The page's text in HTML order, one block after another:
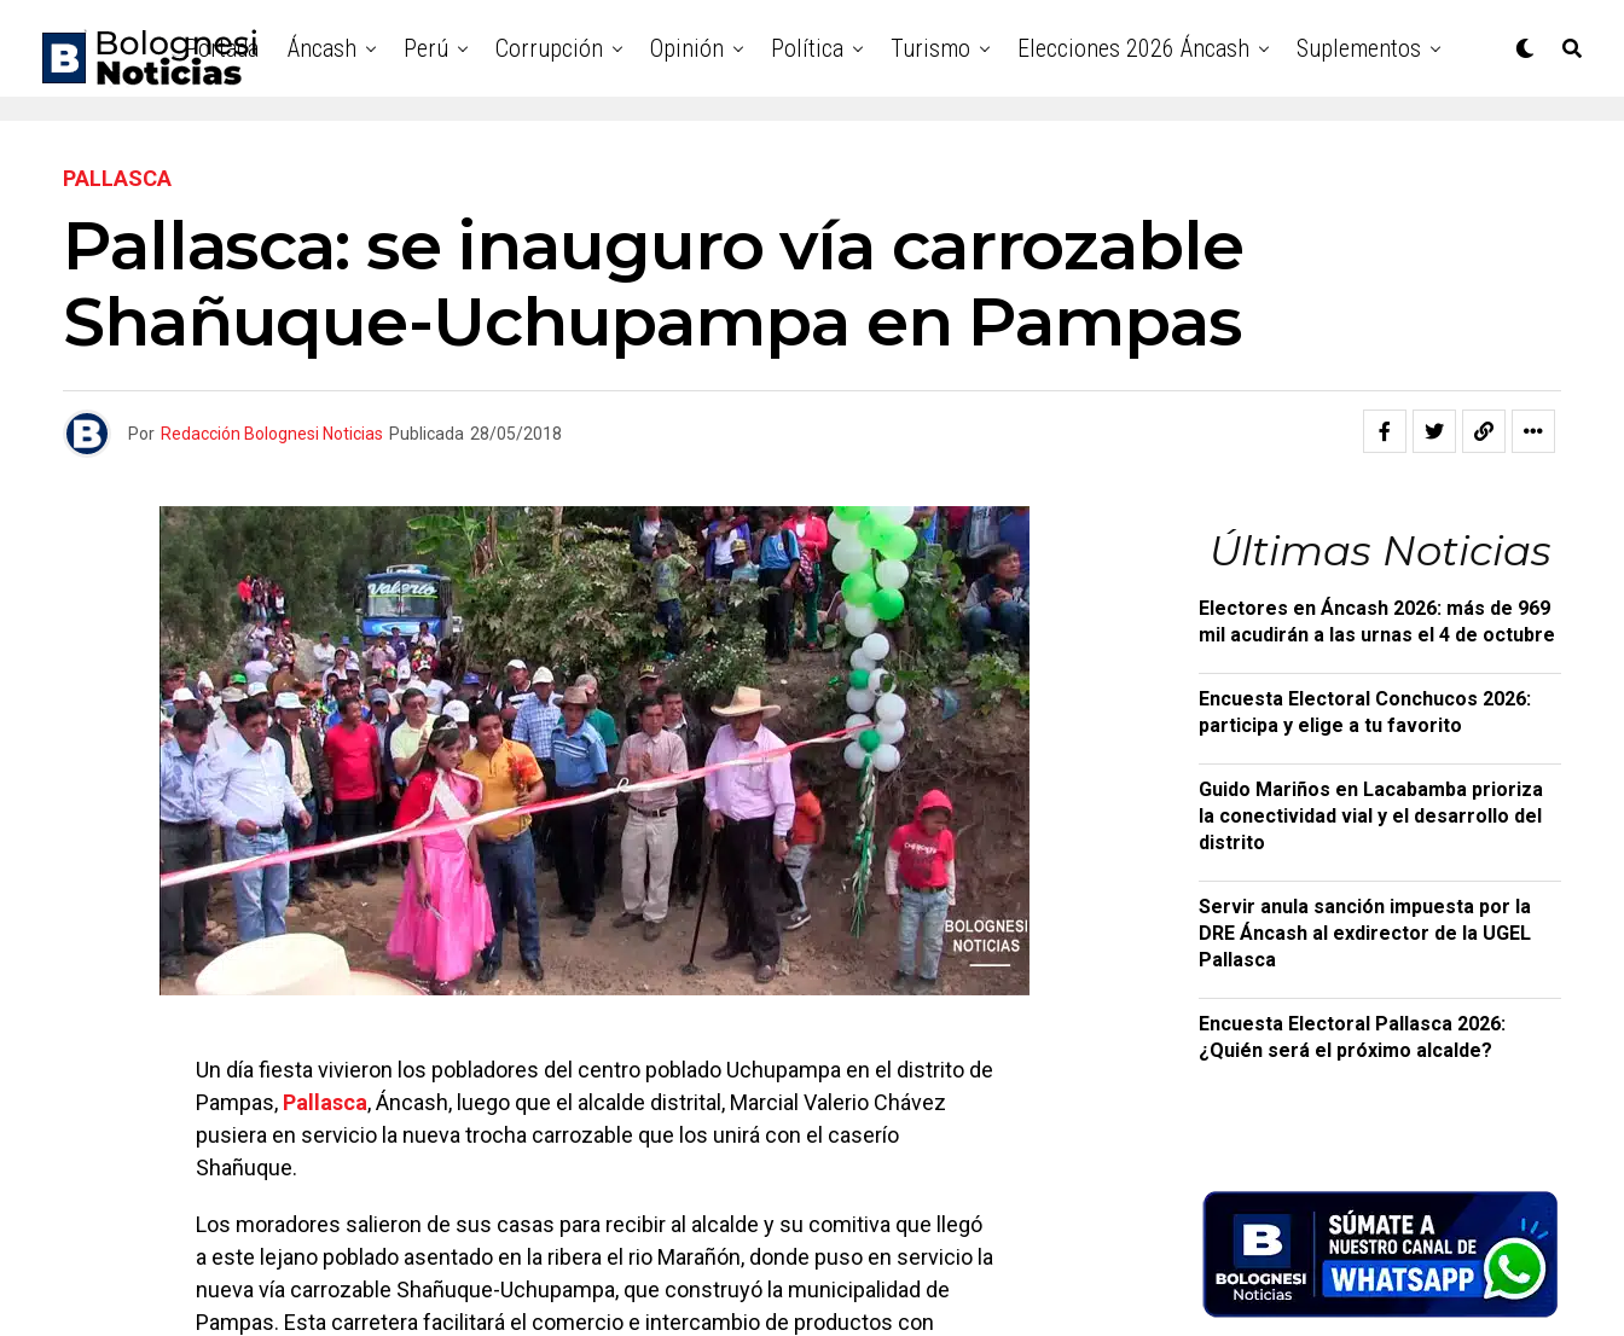
Portada Áncash Perú Corrupción Opinión Política Turismo Elecciones 2026 Áncash Suplementos
PALLASCA
Pallasca: se inauguro vía carrozable
Shañuque-Uchupampa en Pampas
Por Redacción Bolognesi Noticias Publicada 28/05/2018
Un día fiesta vivieron los pobladores del centro poblado Uchupampa en el distrito de
Pampas, Pallasca, Áncash, luego que el alcalde distrital, Marcial Valerio Chávez
pusiera en servicio la nueva trocha carrozable que los unirá con el caserío
Shañuque.
Los moradores salieron de sus casas para recibir al alcalde y su comitiva que llegó
a este lejano poblado asentado en la ribera el rio Marañón, donde puso en servicio la
nueva vía carrozable Shañuque-Uchupampa, que construyó la municipalidad de
Pampas. Esta carretera facilitará el comercio e intercambio de productos con
Últimas Noticias
Electores en Áncash 2026: más de 969
mil acudirán a las urnas el 4 de octubre
Encuesta Electoral Conchucos 2026:
participa y elige a tu favorito
Guido Mariños en Lacabamba prioriza
la conectividad vial y el desarrollo del
distrito
Servir anula sanción impuesta por la
DRE Áncash al exdirector de la UGEL
Pallasca
Encuesta Electoral Pallasca 2026:
¿Quién será el próximo alcalde?